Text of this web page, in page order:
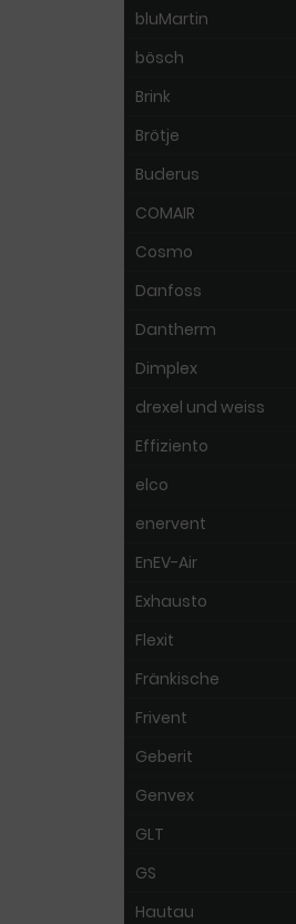
bluMartin
bösch
Brink
Brötje
Buderus
COMAIR
Cosmo
Danfoss
Dantherm
Dimplex
drexel und weiss
Effiziento
elco
enervent
EnEV-Air
Exhausto
Flexit
Fränkische
Frivent
Geberit
Genvex
GLT
GS
Hautau